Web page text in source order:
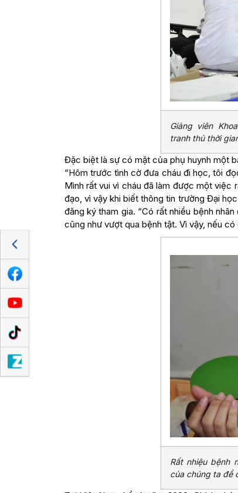
Giảng viên
tranh thủ thời
Đặc biệt là sự có mặt của phụ huynh một
“Hôm trước tình cờ đưa cháu đi học, tôi
Mình rất vui vì cháu đã làm được một việc
đạo, vì vậy khi biết thông tin trường Đại
đăng ký tham gia. “Có rất nhiều bệnh
cũng như vượt qua bệnh tật. Vì vậy, nếu
Rất nhiệu bệnh
của chúng ta để